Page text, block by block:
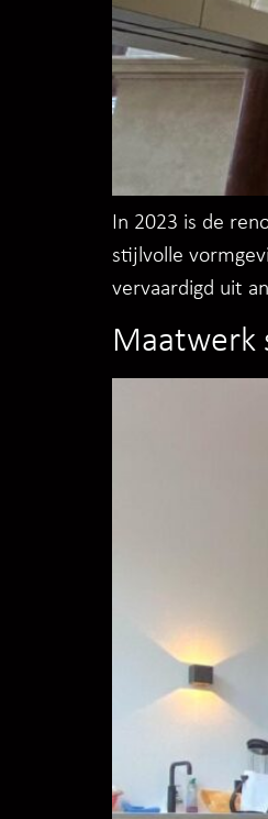
In 2023 is de
stijlvolle
vervaardigd uit
Maatwerk